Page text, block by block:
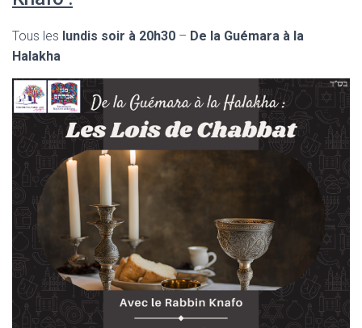
Tous les lundis soir à 20h30 – De la Guémara à la
Halakha